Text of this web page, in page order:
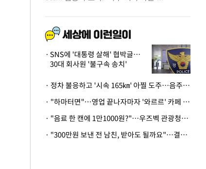
SNS에 '대통령 살해' 협박글…
30대 회사원 '불구속 송치'
· 정차 불응하고 '시속 165㎞' 아찔 도주…음주운전자 체포
· "하마터면"…영업 끝나자마자 '와르르' 카페 테라스 덮친 대리석 외벽
· "음료 한 캔에 1만1000원?"…우즈벡 관광청까지 나섰다, 유튜버 폭로 후폭풍
· "300만원 보낸 전 남친, 받아도 될까요"…결혼 앞둔 예비신부의 뜻밖 고충